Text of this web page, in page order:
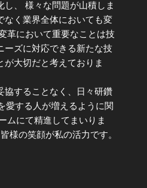
し、 様々な問題が山積しま
なく業界全体においても変
革において重要なことは技
ーズに対応できる新たな技
が大切だと考えておりま
協することなく、日々研鑽
する人が増えるように関
ムにて精進してまいりま
様の笑顔が私の活力です。